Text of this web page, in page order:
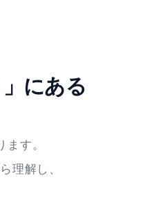
にある
す。
理解し、